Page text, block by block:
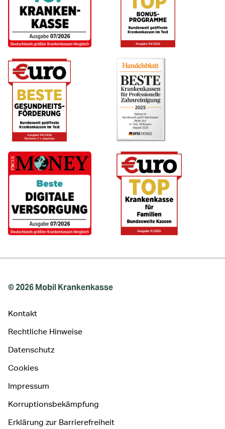
© 2026 Mobil Krankenkasse
Kontakt
Rechtliche Hinweise
Datenschutz
Cookies
Impressum
Korruptionsbekämpfung
Erklärung zur Barrierefreiheit